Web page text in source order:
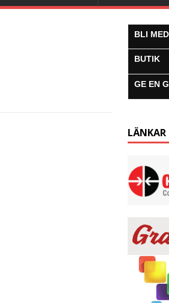
BLI
BUTIK
GE EN
LÄNKAR